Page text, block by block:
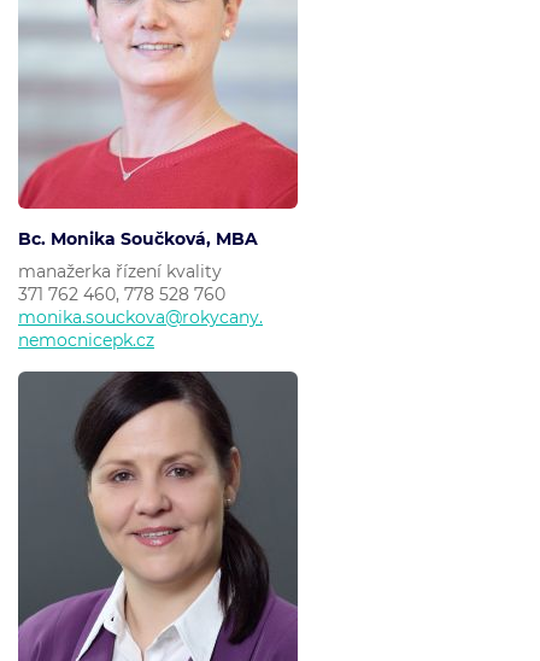
Bc. Monika Součková, MBA
manažerka řízení kvality
371 762 460, 778 528 760
monika.souckova@rokycany.
nemocnicepk.cz